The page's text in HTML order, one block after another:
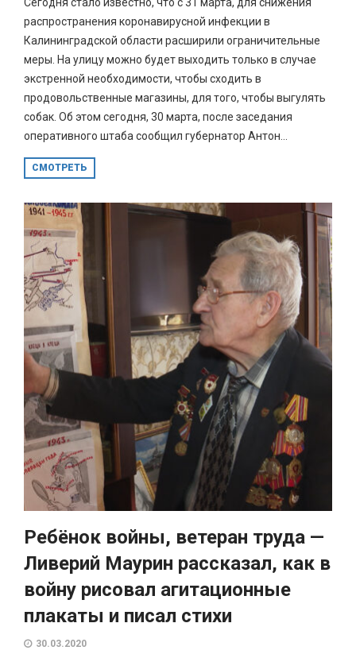
распространения коронавирусной инфекции в
Калининградской области расширили ограничительные
меры. На улицу можно будет выходить только в случае
экстренной необходимости, чтобы сходить в
продовольственные магазины, для того, чтобы выгулять
собак. Об этом сегодня, 30 марта, после заседания
оперативного штаба сообщил губернатор Антон...
СМОТРЕТЬ
Ребёнок войны, ветеран труда —
Ливерий Маурин рассказал, как в
войну рисовал агитационные
плакаты и писал стихи
30.03.2020